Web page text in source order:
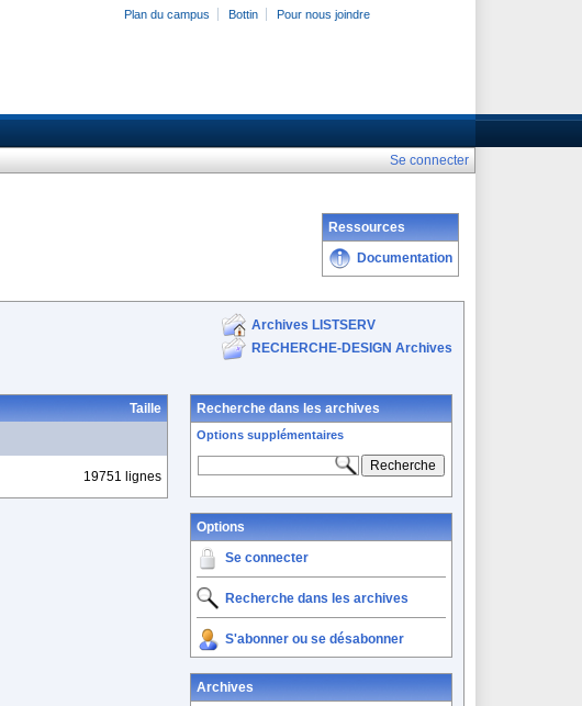
Plan du campus Bottin Pour nous joindre
Se connecter
Ressources
Documentation
Archives LISTSERV
RECHERCHE-DESIGN Archives
Taille
19751 lignes
Recherche dans les archives
Options supplémentaires
Options
Se connecter
Recherche dans les archives
S'abonner ou se désabonner
Archives